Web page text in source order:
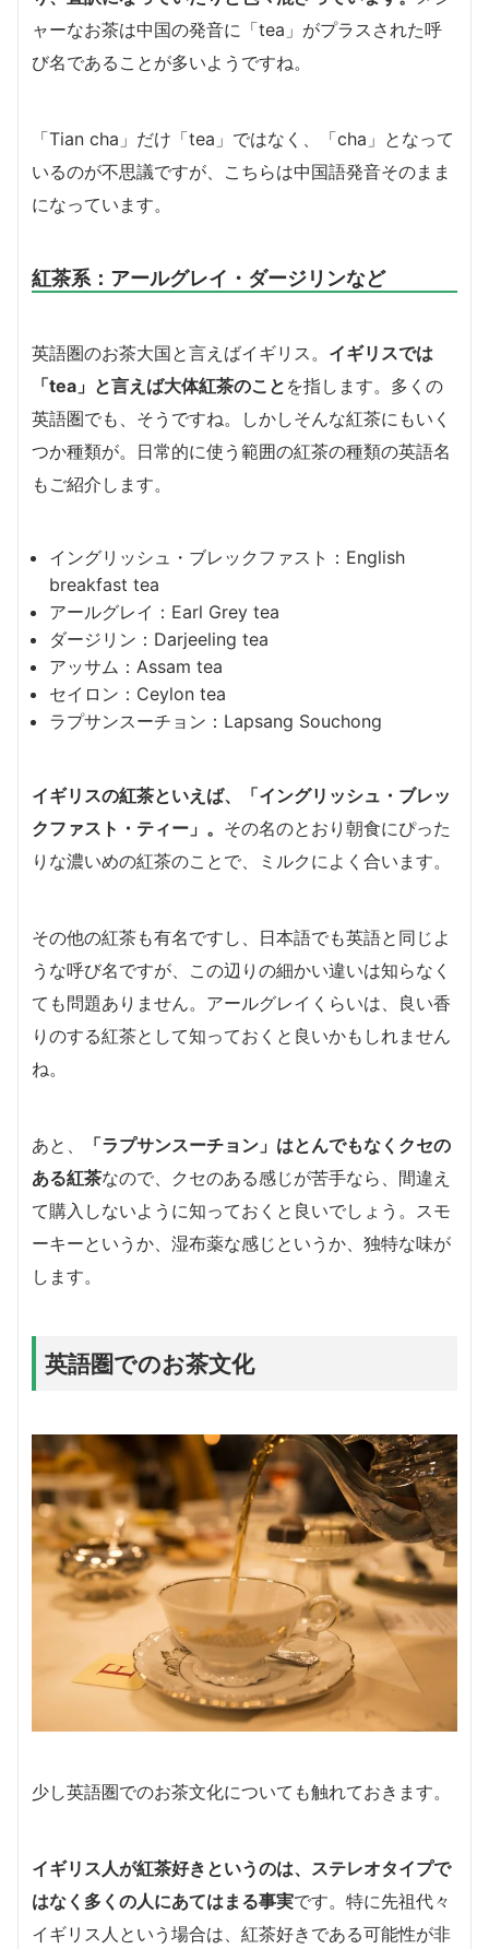
ャーなお茶は中国の発音に「tea」がプラスされた呼
び名であることが多いようですね。
「Tian cha」だけ「tea」ではなく、「cha」となって
いるのが不思議ですが、こちらは中国語発音そのまま
になっています。
紅茶系：アールグレイ・ダージリンなど
英語圏のお茶大国と言えばイギリス。 イギリスでは
「tea」と言えば大体紅茶のこと を指します。多くの
英語圏でも、そうですね。しかしそんな紅茶にもいく
つか種類が。日常的に使う範囲の紅茶の種類の英語名
もご紹介します。
イングリッシュ・ブレックファスト：English
breakfast tea
アールグレイ：Earl Grey tea
ダージリン：Darjeeling tea
アッサム：Assam tea
セイロン：Ceylon tea
ラプサンスーチョン：Lapsang Souchong
イギリスの紅茶といえば、
「イングリッシュ・ブレッ
クファスト・ティー」 。 その名のとおり朝食にぴった
りな濃いめの紅茶のことで、ミルクによく合います。
その他の紅茶も有名ですし、日本語でも英語と同じよ
うな呼び名ですが、この辺りの細かい違いは知らなく
ても問題ありません。アールグレイくらいは、良い香
りのする紅茶として知っておくと良いかもしれません
ね。
あと、
「ラプサンスーチョン」はとんでもなくクセの
ある紅茶なので、クセのある感じが苦手なら、間違え
て購入しないように知っておくと良いでしょう。スモ
ーキーというか、湿布薬な感じというか、独特な味が
します。
英語圏でのお茶文化
少し英語圏でのお茶文化についても触れておきます。
イギリス人が紅茶好きというのは、ステレオタイプで
はなく多くの人にあてはまる事実です。特に先祖代々
イギリス人という場合は、紅茶好きである可能性が非